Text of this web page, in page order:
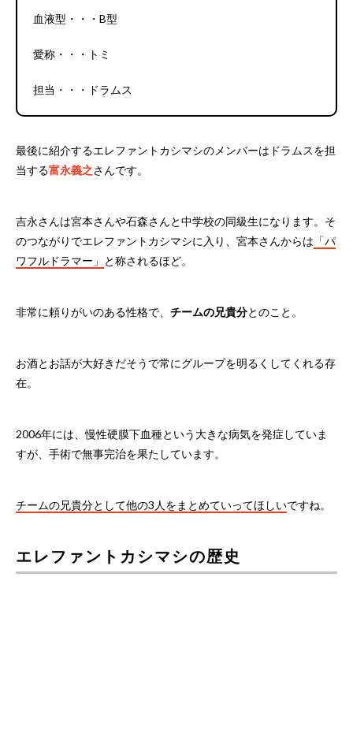
血液型・・・B型
愛称・・・トミ
担当・・・ドラムス
最後に紹介するエレファントカシマシのメンバーはドラムスを担
当する富永義之さんです。
吉永さんは宮本さんや石森さんと中学校の同級生になります。そ
のつながりでエレファントカシマシに入り、宮本さんからは 「パ
ワフルドラマー」 と称されるほど。
非常に頼りがいのある性格で、 チームの兄貴分とのこと。
お酒とお話が大好きだそうで常にグループを明るくしてくれる存
在。
2006年には、慢性硬膜下血種という大きな病気を発症していま
すが、手術で無事完治を果たしています。
チームの兄貴分として他の3人をまとめていってほしいですね。
エレファントカシマシの歴史